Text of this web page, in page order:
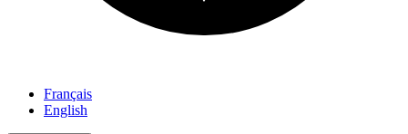
Français
English